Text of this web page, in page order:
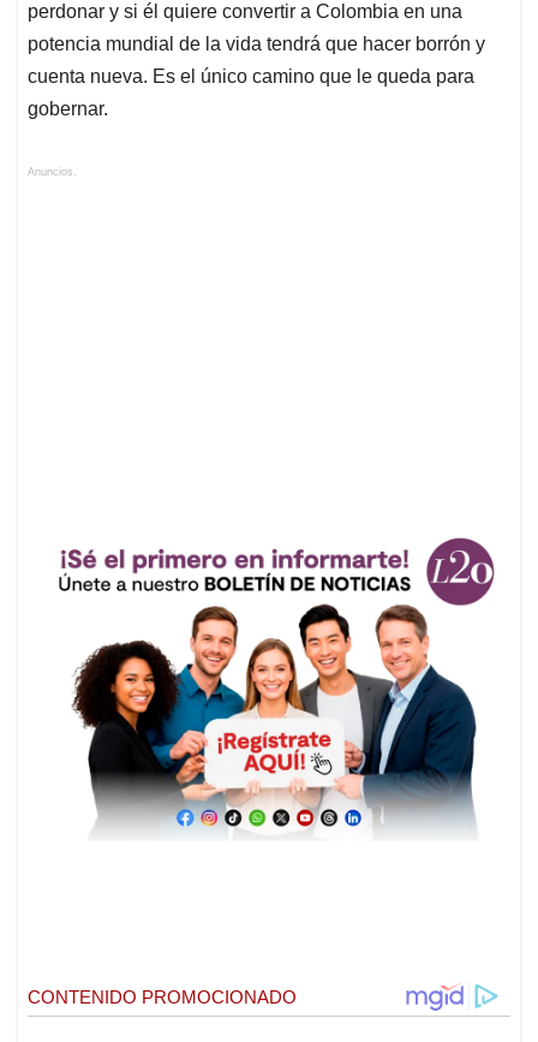
perdonar y si él quiere convertir a Colombia en una
potencia mundial de la vida tendrá que hacer borrón y
cuenta nueva. Es el único camino que le queda para
gobernar.
Anuncios.